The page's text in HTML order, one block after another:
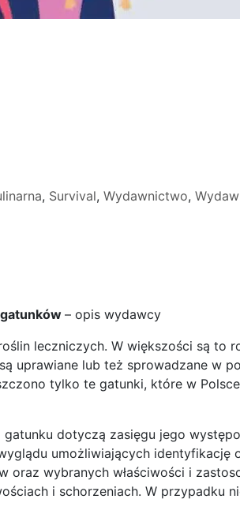
, Survival, Wydawnictwo,
– opis wydawcy
leczniczych. W większości są to
uprawiane lub też sprowadzane w
tylko te gatunki, które w
dotyczą zasięgu jego
umożliwiających identyfikację
oraz wybranych właściwości i
i schorzeniach. W przypadku